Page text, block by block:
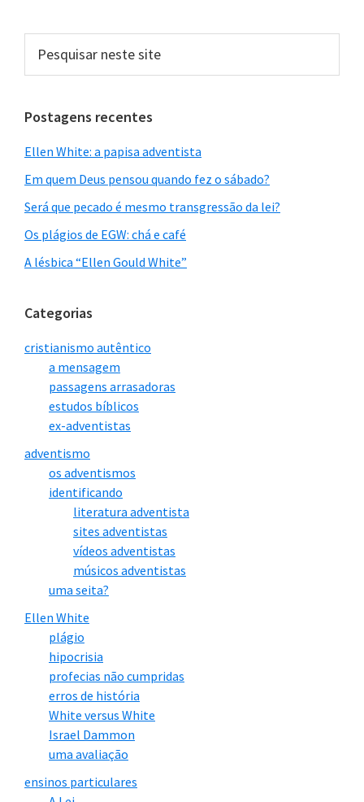
álatas 5.1)
(Romanos 10.4)
Lei da morte (2Corínti
os 3.7)
Lei da vida (Gálatas 3.1
Escraviza (Gálatas 5.1) Liberta (João 8.32, 36)
s 2.14-17)
Cumprida (Mateus 5.1
7-18)
Deixa a pessoa imperf
eita (Hebreus 7.19)
Gloriosa (2Coríntios 3.
Sem poder para salvar
(Hebreus 9.9; 10.4)
Salva definitivamente
Muitos sacrifícios (He
breus 9.12-13)
Sacerdote temporário
(Hebreus 7.23)
Lembra os pecados (H
neste
site
Postagens recentes
Ellen White: a papisa adventista
Em quem Deus pensou quando fez o sábado?
Será que pecado é mesmo transgressão da lei?
Os plágios de EGW: chá e café
A lésbica “Ellen Gould White”
Categorias
cristianismo autêntico
a mensagem
passagens arrasadoras
estudos bíblicos
ex-adventistas
adventismo
os adventismos
identificando
literatura adventista
sites adventistas
vídeos adventistas
músicos adventistas
uma seita?
Ellen White
plágio
hipocrisia
profecias não cumpridas
erros de história
White versus White
Israel Dammon
uma avaliação
ensinos particulares